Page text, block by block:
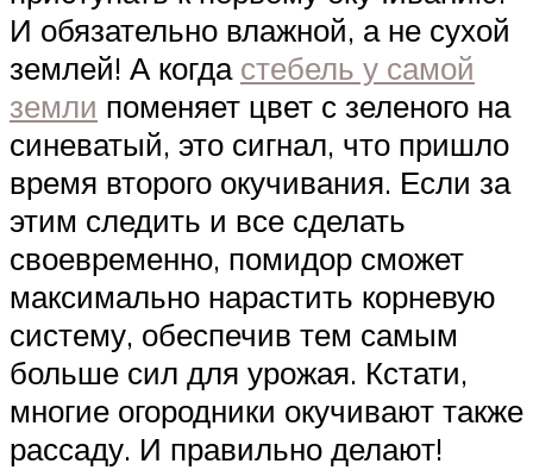
И обязательно влажной, а не сухой
землей! А когда стебель у самой
земли поменяет цвет с зеленого на
синеватый, это сигнал, что пришло
время второго окучивания. Если за
этим следить и все сделать
своевременно, помидор сможет
максимально нарастить корневую
систему, обеспечив тем самым
больше сил для урожая. Кстати,
многие огородники окучивают также
рассаду. И правильно делают!